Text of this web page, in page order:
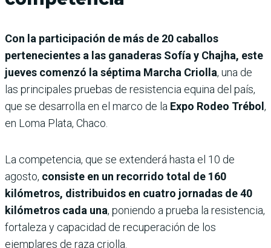
Con la participación de más de 20 caballos
pertenecientes a las ganaderas Sofía y Chajha, este
jueves comenzó la séptima Marcha Criolla, una de
las principales pruebas de resistencia equina del país,
que se desarrolla en el marco de la Expo Rodeo Trébol ,
en Loma Plata, Chaco.
La competencia, que se extenderá hasta el 10 de
agosto, consiste en un recorrido total de 160
kilómetros, distribuidos en cuatro jornadas de 40
kilómetros cada una, poniendo a prueba la resistencia,
fortaleza y capacidad de recuperación de los
ejemplares de raza criolla.